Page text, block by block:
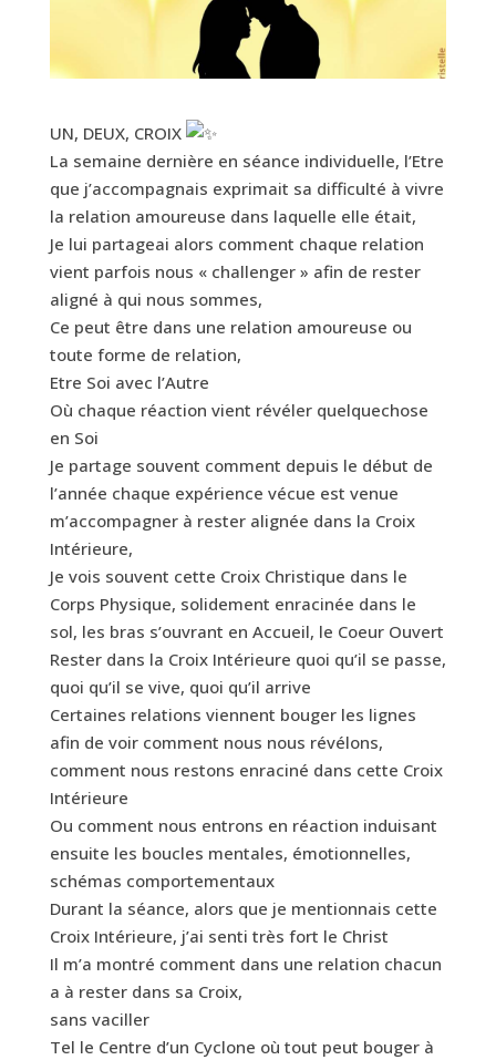
UN, DEUX, CROIX
La semaine dernière en séance individuelle, l’Etre
que j’accompagnais exprimait sa difficulté à vivre
la relation amoureuse dans laquelle elle était,
Je lui partageai alors comment chaque relation
vient parfois nous « challenger » afin de rester
aligné à qui nous sommes,
Ce peut être dans une relation amoureuse ou
toute forme de relation,
Etre Soi avec l’Autre
Où chaque réaction vient révéler quelquechose
en Soi
Je partage souvent comment depuis le début de
l’année chaque expérience vécue est venue
m’accompagner à rester alignée dans la Croix
Intérieure,
Je vois souvent cette Croix Christique dans le
Corps Physique, solidement enracinée dans le
sol, les bras s’ouvrant en Accueil, le Coeur Ouvert
Rester dans la Croix Intérieure quoi qu’il se passe,
quoi qu’il se vive, quoi qu’il arrive
Certaines relations viennent bouger les lignes
afin de voir comment nous nous révélons,
comment nous restons enraciné dans cette Croix
Intérieure
Ou comment nous entrons en réaction induisant
ensuite les boucles mentales, émotionnelles,
schémas comportementaux
Durant la séance, alors que je mentionnais cette
Croix Intérieure, j’ai senti très fort le Christ
Il m’a montré comment dans une relation chacun
a à rester dans sa Croix,
sans vaciller
Tel le Centre d’un Cyclone où tout peut bouger à